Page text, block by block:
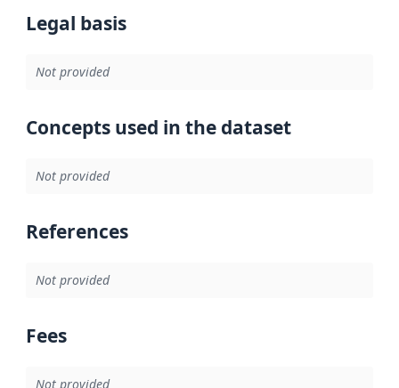
Legal basis
Not provided
Concepts used in the dataset
Not provided
References
Not provided
Fees
Not provided